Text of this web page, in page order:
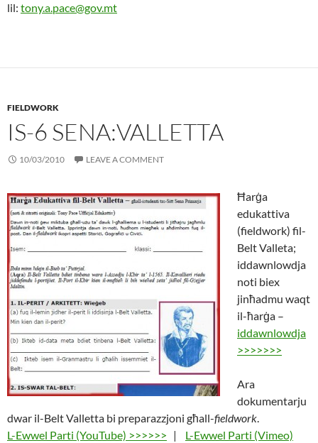
lil: tony.a.pace@gov.mt
FIELDWORK
IS-6 SENA:VALLETTA
10/03/2010 LEAVE A COMMENT
Ħarġa
edukattiva
(fieldwork) fil-
Belt Valleta;
iddawnlowdja
noti biex
jinħadmu waqt
il-ħarġa –
iddawnlowdja
>>>>>>>
Ara
dokumentarju
dwar il-Belt Valletta bi preparazzjoni għall-fieldwork.
L-Ewwel Parti (YouTube) >>>>>> | L-Ewwel Parti (Vimeo)